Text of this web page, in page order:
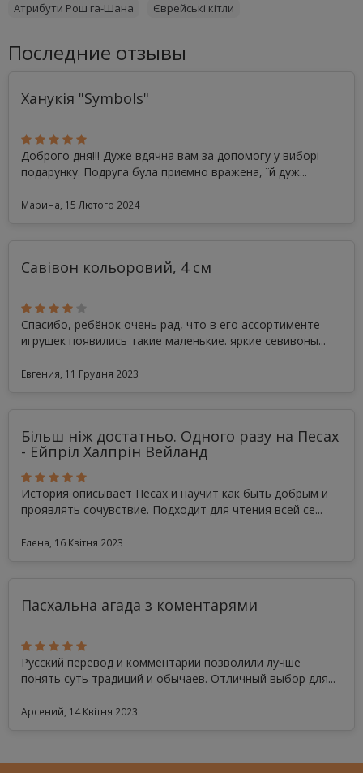
Атрибути Рош га-Шана Єврейські кітли
Последние отзывы
Ханукія "Symbols"
Доброго дня!!! Дуже вдячна вам за допомогу у виборі
подарунку. Подруга була приємно вражена, їй дуж...
Марина, 15 Лютого 2024
Савівон кольоровий, 4 см
Спасибо, ребёнок очень рад, что в его ассортименте
игрушек появились такие маленькие. яркие севивоны...
Евгения, 11 Грудня 2023
Більш ніж достатньо. Одного разу на Песах
- Ейпріл Халпрін Вейланд
История описывает Песах и научит как быть добрым и
проявлять сочувствие. Подходит для чтения всей се...
Елена, 16 Квітня 2023
Пасхальна агада з коментарями
Русский перевод и комментарии позволили лучше
понять суть традиций и обычаев. Отличный выбор для...
Арсений, 14 Квітня 2023